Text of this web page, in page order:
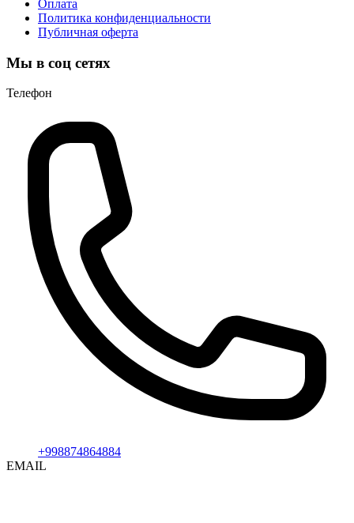
Оплата
Политика конфиденциальности
Публичная оферта
Мы в соц сетях
Телефон
+998874864884
EMAIL